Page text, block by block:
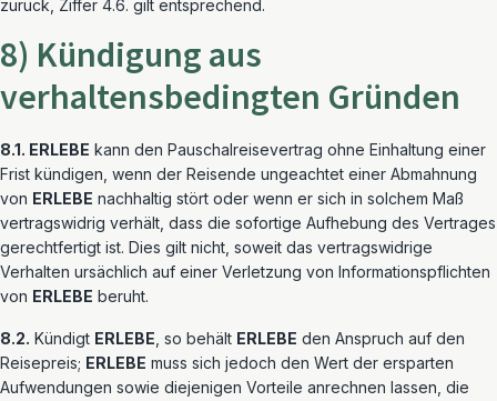
zurück, Ziffer 4.6. gilt entsprechend.
8) Kündigung aus
verhaltensbedingten Gründen
8.1. ERLEBE kann den Pauschalreisevertrag ohne Einhaltung einer
Frist kündigen, wenn der Reisende ungeachtet einer Abmahnung
von ERLEBE nachhaltig stört oder wenn er sich in solchem Maß
vertragswidrig verhält, dass die sofortige Aufhebung des Vertrages
gerechtfertigt ist. Dies gilt nicht, soweit das vertragswidrige
Verhalten ursächlich auf einer Verletzung von Informationspflichten
von ERLEBE beruht.
8.2. Kündigt ERLEBE , so behält ERLEBE den Anspruch auf den
Reisepreis; ERLEBE muss sich jedoch den Wert der ersparten
Aufwendungen sowie diejenigen Vorteile anrechnen lassen, die